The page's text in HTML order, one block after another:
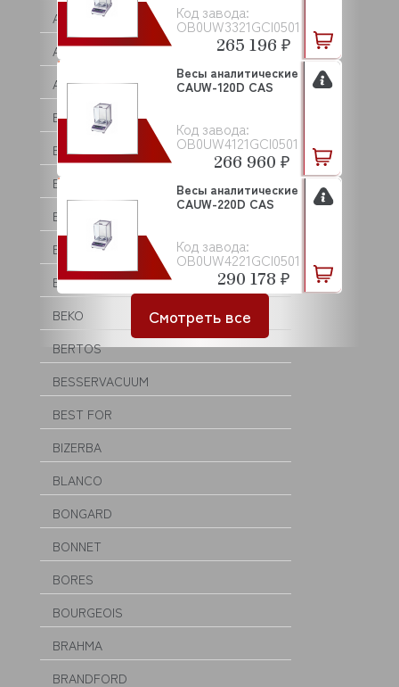
ATEL
ATESY (АТЕСИ)
ATOLLSPEED
BAKE OFF
BARTEC
BARTSCHER
BASSANINA
BEAR VARIMIXER
BECKERS
BEKO
BERTOS
BESSERVACUUM
BEST FOR
BIZERBA
BLANCO
BONGARD
BONNET
BORES
BOURGEOIS
BRAHMA
BRANDFORD
Код завода:
OB0UW3321GCI0501
265 196 ₽
Код завода:
OB0UW4121GCI0501
Весы аналитические
CAUW-120D CAS
266 960 ₽
Код завода:
OB0UW4221GCI0501
Весы аналитические
CAUW-220D CAS
290 178 ₽
Смотреть все